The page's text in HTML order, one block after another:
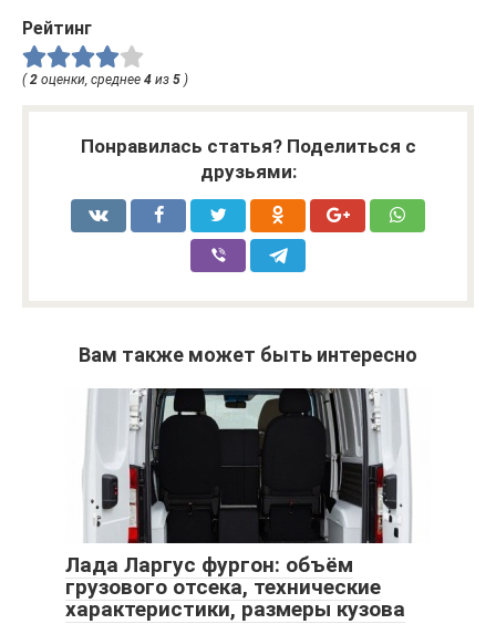
Рейтинг
( 2 оценки, среднее 4 из 5 )
Понравилась статья? Поделиться с
друзьями:
Вам также может быть интересно
Лада Ларгус фургон: объём
грузового отсека, технические
характеристики, размеры кузова